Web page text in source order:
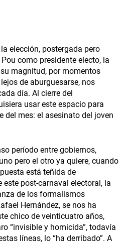
elección, postergada pero
como presidente electo, la
magnitud, por momentos
de aburguesarse, nos
día. Al cierre del
usar este espacio para
del mes: el asesinato del joven
período entre gobiernos,
pero el otro ya quiere, cuando
está teñida de
este post-carnaval electoral, la
de los formalismos
Hernández, se nos ha
chico de veinticuatro años,
“invisible y homicida”, todavía
líneas, lo “ha derribado”. A